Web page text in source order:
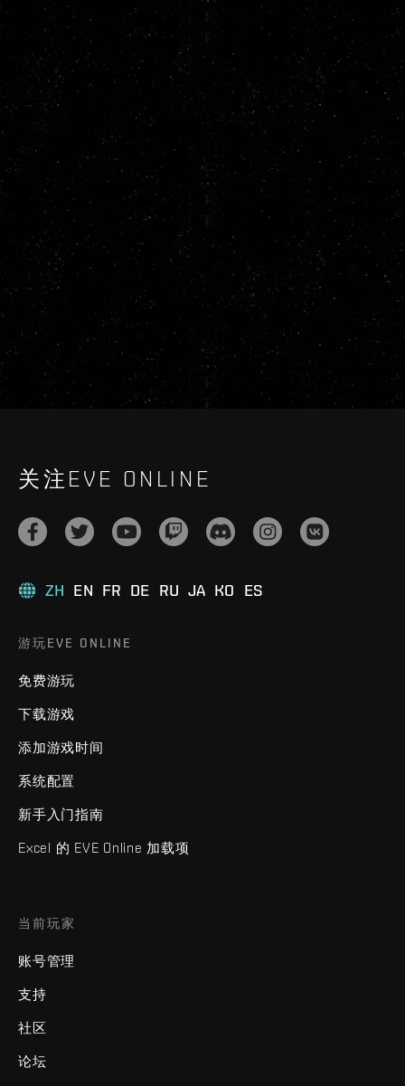
关注EVE ONLINE
ZH EN FR DE RU JA KO ES
游玩EVE ONLINE
免费游玩
下载游戏
添加游戏时间
系统配置
新手入门指南
Excel 的 EVE Online 加载项
当前玩家
账号管理
支持
社区
论坛